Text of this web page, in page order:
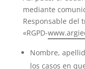
mediante
Responsable del
«RGPD-
Nombre,
los casos en